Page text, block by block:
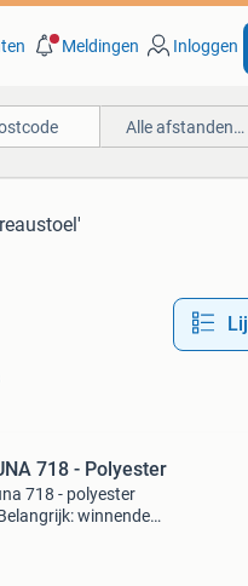
Meldingen Inloggen
Alle afstanden…
718 - Polyester
718 - polyester
winnende